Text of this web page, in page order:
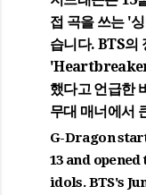
접 곡을 쓰는 '
습니다. BTS의
'Heartbreaker'
했다고 언급한
무대 매너에서
G-Dragon
13 and
idols. BTS's